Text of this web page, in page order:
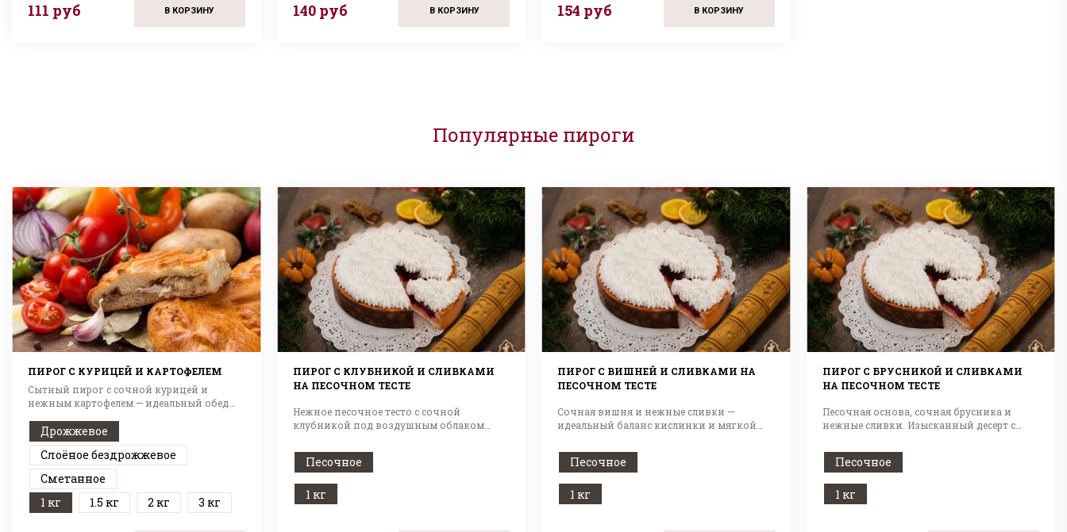
111 руб В КОРЗИНУ 140 руб В КОРЗИНУ 154 руб В КОРЗИНУ
Популярные пироги
ПИРОГ С КУРИЦЕЙ И КАРТОФЕЛЕМ
Сытный пирог с сочной курицей и
нежным картофелем — идеальный обед
Дрожжевое
Слоёное бездрожжевое
Сметанное
1 кг
1.5 кг 2 кг 3 кг
ПИРОГ С КЛУБНИКОЙ И СЛИВКАМИ
НА ПЕСОЧНОМ ТЕСТЕ
Нежное песочное тесто с сочной
клубникой под воздушным облаком
Песочное
1 кг
ПИРОГ С ВИШНЕЙ И СЛИВКАМИ НА
ПЕСОЧНОМ ТЕСТЕ
Сочная вишня и нежные сливки —
идеальный баланс кислинки и мягкой
Песочное
1 кг
ПИРОГ С БРУСНИКОЙ И СЛИВКАМИ
НА ПЕСОЧНОМ ТЕСТЕ
Песочная основа, сочная брусника и
нежные сливки. Изысканный десерт с
Песочное
1 кг